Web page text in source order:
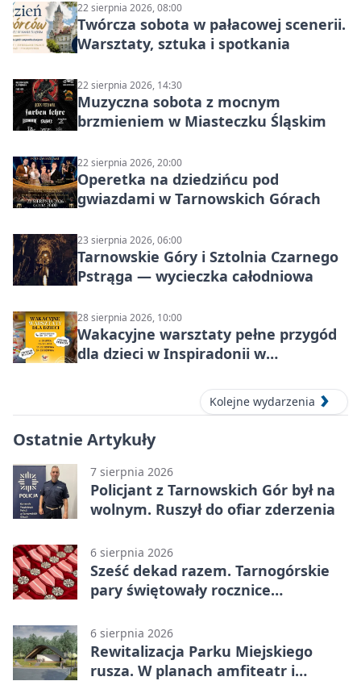
22 sierpnia 2026, 08:00
Twórcza sobota w pałacowej scenerii.
Warsztaty, sztuka i spotkania
22 sierpnia 2026, 14:30
Muzyczna sobota z mocnym
brzmieniem w Miasteczku Śląskim
22 sierpnia 2026, 20:00
Operetka na dziedzińcu pod
gwiazdami w Tarnowskich Górach
23 sierpnia 2026, 06:00
Tarnowskie Góry i Sztolnia Czarnego
Pstrąga — wycieczka całodniowa
28 sierpnia 2026, 10:00
Wakacyjne warsztaty pełne przygód
dla dzieci w Inspiradonii w
Kolejne wydarzenia
Ostatnie Artykuły
7 sierpnia 2026
Policjant z Tarnowskich Gór był na
wolnym. Ruszył do ofiar zderzenia
6 sierpnia 2026
Sześć dekad razem. Tarnogórskie
pary świętowały rocznice
6 sierpnia 2026
Rewitalizacja Parku Miejskiego
rusza. W planach amfiteatr i